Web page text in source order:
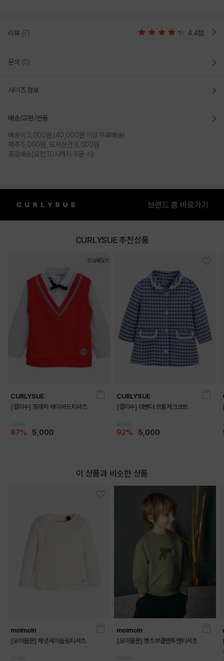
리뷰 (7) 4.4점
문의 (0)
사이즈 정보
배송/교환/반품
배송비 3,000원 (40,000원 이상 무료배송)
제주 5,000원, 도서산간 8,000원
총알배송(오전 10시까지 주문 시)
CURLYSUE 추천상품
CURLYSUE
[컬리수] 프레피 레이어드티셔츠
87% 5,000
CURLYSUE
[컬리수] 라벤더 트윌체크코트
92% 5,000
이 상품과 비슷한 상품
moimoln
[모이몰른] 제넷세미슬림티셔츠
moimoln
[모이몰른] 켓츠부클맨투맨티셔츠